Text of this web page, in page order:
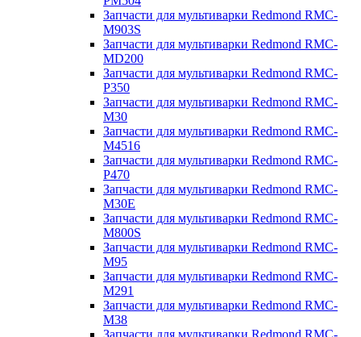
Запчасти для мультиварки Redmond RMC-
M903S
Запчасти для мультиварки Redmond RMC-
MD200
Запчасти для мультиварки Redmond RMC-
P350
Запчасти для мультиварки Redmond RMC-
M30
Запчасти для мультиварки Redmond RMC-
M4516
Запчасти для мультиварки Redmond RMC-
P470
Запчасти для мультиварки Redmond RMC-
M30E
Запчасти для мультиварки Redmond RMC-
M800S
Запчасти для мультиварки Redmond RMC-
M95
Запчасти для мультиварки Redmond RMC-
M291
Запчасти для мультиварки Redmond RMC-
M38
Запчасти для мультиварки Redmond RMC-